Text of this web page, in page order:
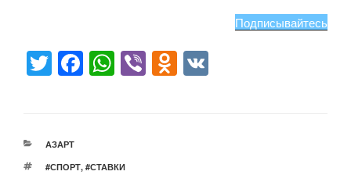
Подписывайтесь
T
wi
er
F
a
b
W
h
A
Vi
b
O
d
РУБРИКИ
АЗАРТ
МЕТКИ
#СПОРТ, #СТАВКИ